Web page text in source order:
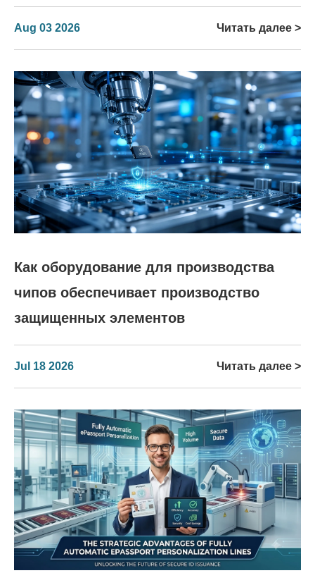
Aug 03 2026 Читать далее >
Как оборудование для производства
чипов обеспечивает производство
защищенных элементов
Jul 18 2026 Читать далее >